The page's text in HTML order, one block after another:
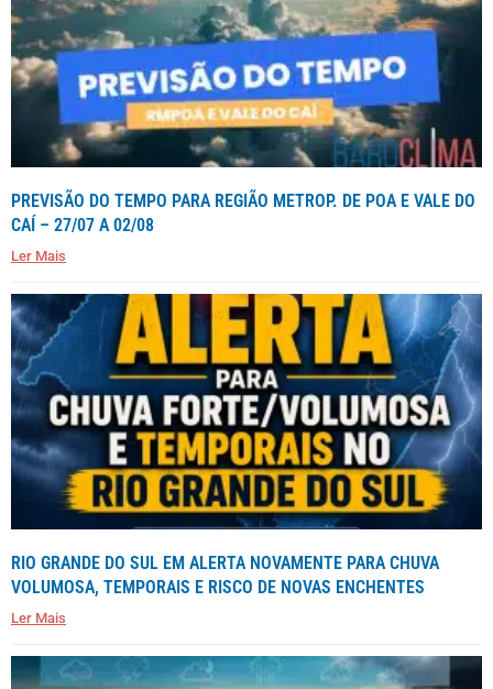
PREVISÃO DO TEMPO PARA REGIÃO METROP. DE POA E VALE DO
CAÍ – 27/07 A 02/08
Ler Mais
RIO GRANDE DO SUL EM ALERTA NOVAMENTE PARA CHUVA
VOLUMOSA, TEMPORAIS E RISCO DE NOVAS ENCHENTES
Ler Mais